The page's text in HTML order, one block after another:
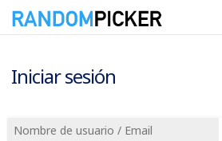
Iniciar sesión